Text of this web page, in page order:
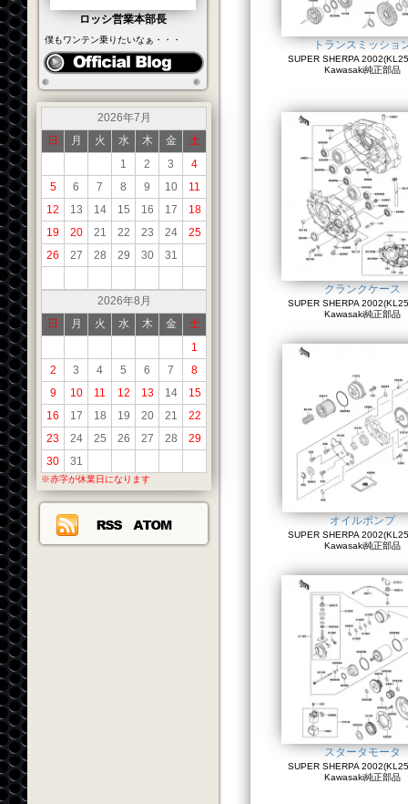
ロッシ営業本部長
僕もワンテン乗りたいなぁ・・・
2026年7月
日
月 火 水 木 金
土
1
2 3
4
5
6 7 8 9 10
11
12
13 14 15 16 17
18
19
20 21 22 23 24
25
26
27 28 29 30 31
2026年8月
日
月 火 水 木 金
土
1
2
3 4 5 6 7
8
9
10 11 12 13 14
15
16
17 18 19 20 21
22
23
24 25 26 27 28
29
30
31
※赤字が休業日になります
トランスミッショ
SUPER SHERPA
Kawasaki純正部品
クランクケース
SUPER SHERPA
Kawasaki純正部品
オイルポンプ
SUPER SHERPA
Kawasaki純正部品
スタータモータ
SUPER SHERPA
Kawasaki純正部品